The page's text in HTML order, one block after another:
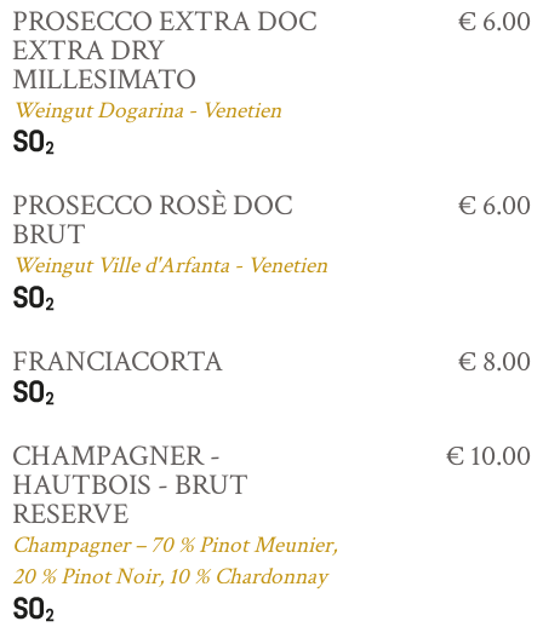
PROSECCO EXTRA DOC
EXTRA DRY
MILLESIMATO
Weingut Dogarina - Venetien
€ 6.00
PROSECCO ROSÈ DOC
BRUT
Weingut Ville d'Arfanta - Venetien
€ 6.00
FRANCIACORTA € 8.00
CHAMPAGNER -
HAUTBOIS - BRUT
RESERVE
Champagner – 70 % Pinot Meunier,
20 % Pinot Noir, 10 % Chardonnay
€ 10.00